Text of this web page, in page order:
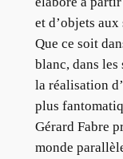
et d’objets
Que ce soit
blanc, dans les
la réalisation
plus
Gérard Fabre
monde